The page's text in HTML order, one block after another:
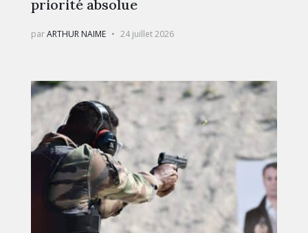
priorité absolue
parARTHUR NAIME 24 juillet 2026